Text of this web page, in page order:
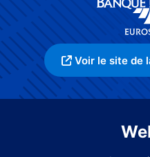
Voir le site de